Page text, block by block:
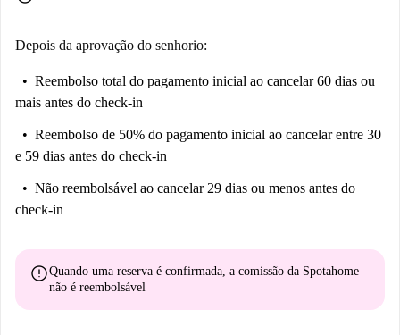
Depois da aprovação do senhorio:
Reembolso total do pagamento inicial ao cancelar 60 dias ou
mais antes do check-in
Reembolso de 50% do pagamento inicial ao cancelar entre 30
e 59 dias antes do check-in
Não reembolsável ao cancelar 29 dias ou menos antes do
check-in
errorQuando uma reserva é confirmada, a comissão da Spotahome
não é reembolsável